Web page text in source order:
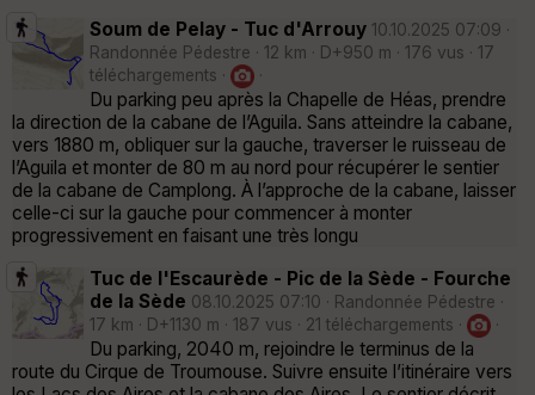
Soum de Pelay - Tuc d'Arrouy 10.10.2025 07:09 ·
Randonnée Pédestre · 12 km · D+950 m · 176 vus · 17
téléchargements ·
·
Du parking peu après la Chapelle de Héas, prendre
la direction de la cabane de l’Aguila. Sans atteindre la cabane,
vers 1880 m, obliquer sur la gauche, traverser le ruisseau de
l’Aguila et monter de 80 m au nord pour récupérer le sentier
de la cabane de Camplong. À l’approche de la cabane, laisser
celle-ci sur la gauche pour commencer à monter
progressivement en faisant une très longu
Tuc de l'Escaurède - Pic de la Sède - Fourche
de la Sède 08.10.2025 07:10 · Randonnée Pédestre ·
17 km · D+1130 m · 187 vus · 21 téléchargements ·
·
Du parking, 2040 m, rejoindre le terminus de la
route du Cirque de Troumouse. Suivre ensuite l’itinéraire vers